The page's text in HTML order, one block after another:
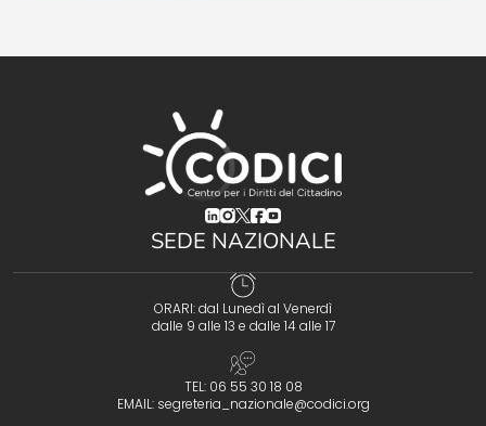
(opens in a new tab)
(opens in a new tab)
(opens in a new tab)
(opens in a new tab)
(opens in a new tab)
SEDE NAZIONALE
ORARI: dal Lunedì al Venerdì
dalle 9 alle 13 e dalle 14 alle 17
TEL: 06 55 30 18 08
EMAIL: segreteria_nazionale@codici.org